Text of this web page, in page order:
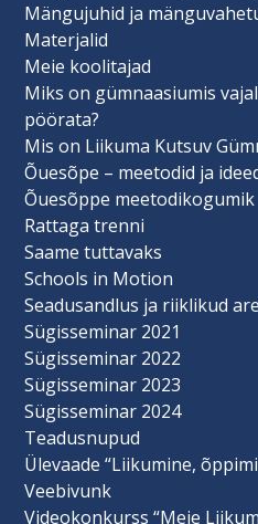
Mängujuhid ja
Materjalid
Meie koolitajad
Miks on gümnaasiumis
pöörata?
Mis on Liikuma Kutsuv
Õuesõpe – meetodid ja
Õuesõppe meetodikogumik
Rattaga trenni
Saame tuttavaks
Schools in Motion
Seadusandlus ja riiklikud
Sügisseminar 2021
Sügisseminar 2022
Sügisseminar 2023
Sügisseminar 2024
Teadusnupud
Ülevaade “Liikumine,
Veebivunk
Videokonkurss “Meie